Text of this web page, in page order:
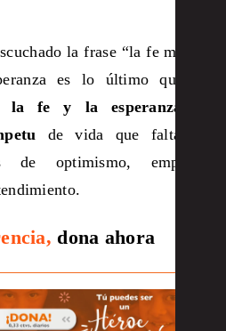
la frase “la fe mueve
es lo último que se
la fe y la esperanza te
de vida que falta en
de optimismo, empatía,
dona ahora